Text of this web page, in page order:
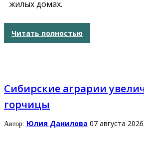
жилых домах.
Читать полностью
Сибирские аграрии
горчицы
Автор: Юлия Данилова 07 августа